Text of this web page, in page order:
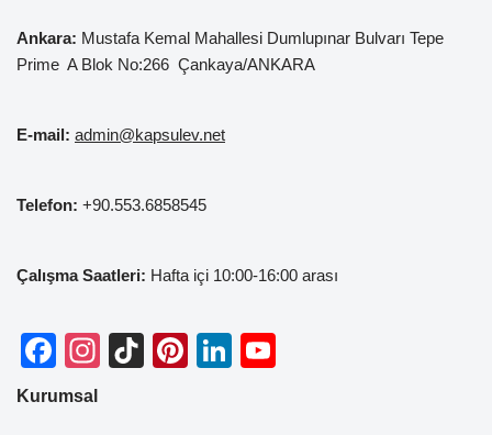
Ankara: Mustafa Kemal Mahallesi Dumlupınar Bulvarı Tepe
Prime A Blok No:266 Çankaya/ANKARA
E-mail: admin@kapsulev.net
Telefon: +90.553.6858545
Çalışma Saatleri: Hafta içi 10:00-16:00 arası
F
a
In
Ti
Pi
Li
Kurumsal